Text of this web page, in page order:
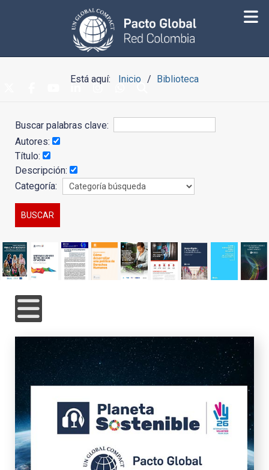
Está aquí: Inicio Biblioteca
Buscar palabras clave:
Autores:
Título:
Descripción:
Categoría: